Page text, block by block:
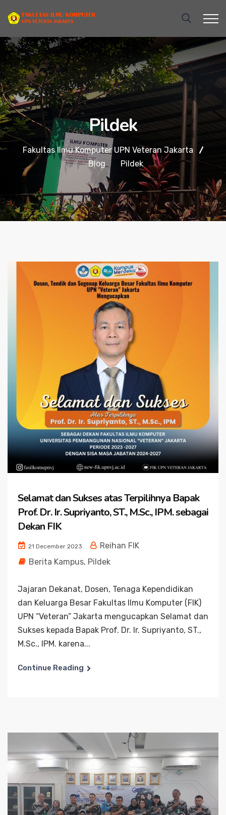
Pildek
Fakultas Ilmu Komputer UPN Veteran Jakarta
Blog
Pildek
Selamat dan Sukses atas Terpilihnya Bapak
Prof. Dr. Ir. Supriyanto, ST., M.Sc., IPM. sebagai
Dekan FIK
21 December 2023
Reihan FIK
Berita Kampus, Pildek
Jajaran Dekanat, Dosen, Tenaga Kependidikan
dan Keluarga Besar Fakultas Ilmu Komputer (FIK)
UPN “Veteran” Jakarta mengucapkan Selamat dan
Sukses kepada Bapak Prof. Dr. Ir. Supriyanto, ST.,
M.Sc., IPM. karena...
Continue Reading